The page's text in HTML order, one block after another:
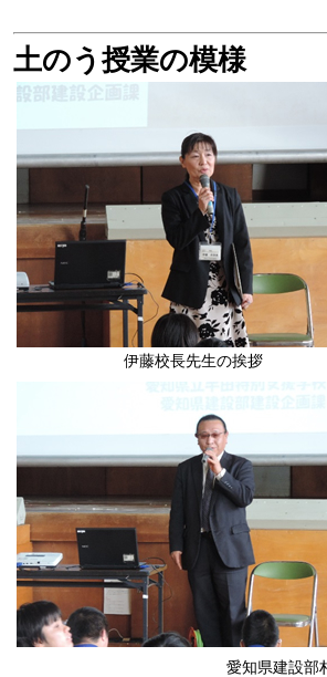
土のう授業の模様
伊藤校長先生の挨拶
愛知県建設部